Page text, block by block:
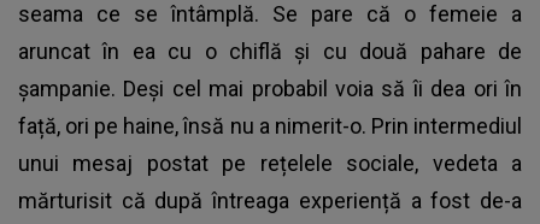
seama ce se întâmplă. Se pare că o femeie a
aruncat în ea cu o chiflă și cu două pahare de
șampanie. Deși cel mai probabil voia să îi dea ori în
față, ori pe haine, însă nu a nimerit-o. Prin intermediul
unui mesaj postat pe rețelele sociale, vedeta a
mărturisit că după întreaga experiență a fost de-a